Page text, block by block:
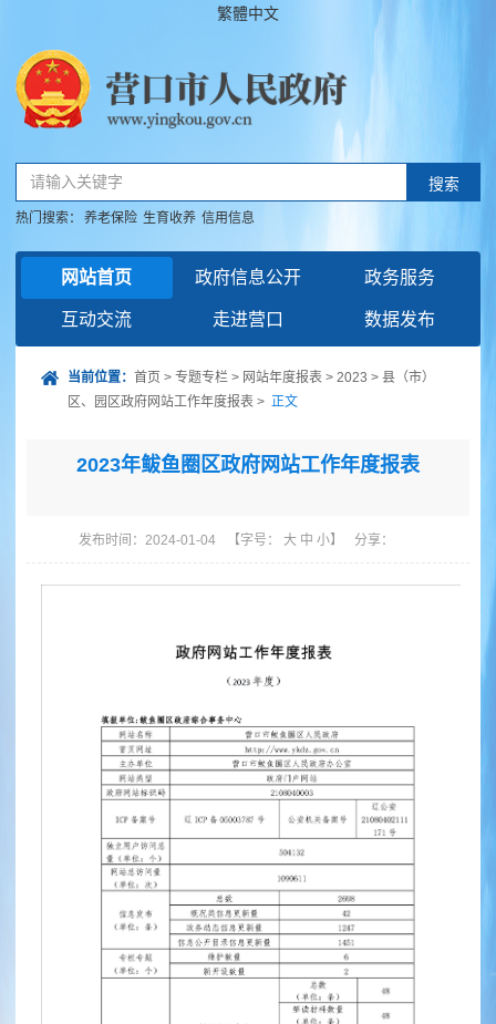
繁體中文
请输入关键字 搜索
热门搜索： 养老保险 生育收养 信用信息
网站首页 政府信息公开 政务服务
互动交流 走进营口 数据发布
当前位置： 首页 > 专题专栏 > 网站年度报表 > 2023 > 县（市）
区、园区政府网站工作年度报表 > 正文
2023年鲅鱼圈区政府网站工作年度报表
发布时间：2024-01-04 【字号： 大 中 小】 分享：